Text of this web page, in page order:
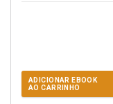
ADICIONAR EBOOK
AO CARRINHO